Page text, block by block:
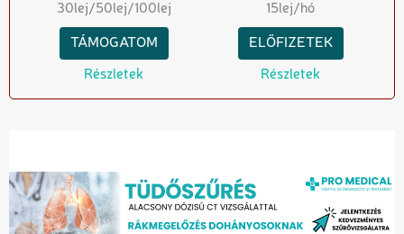
30lej/50lej/100lej
TÁMOGATOM
Részletek
15lej/hó
ELŐFIZETEK
Részletek